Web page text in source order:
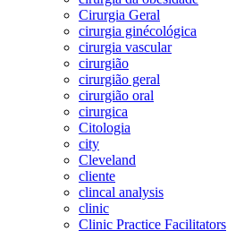
Cirurgia Geral
cirurgia ginécológica
cirurgia vascular
cirurgião
cirurgião geral
cirurgião oral
cirurgica
Citologia
city
Cleveland
cliente
clincal analysis
clinic
Clinic Practice Facilitators